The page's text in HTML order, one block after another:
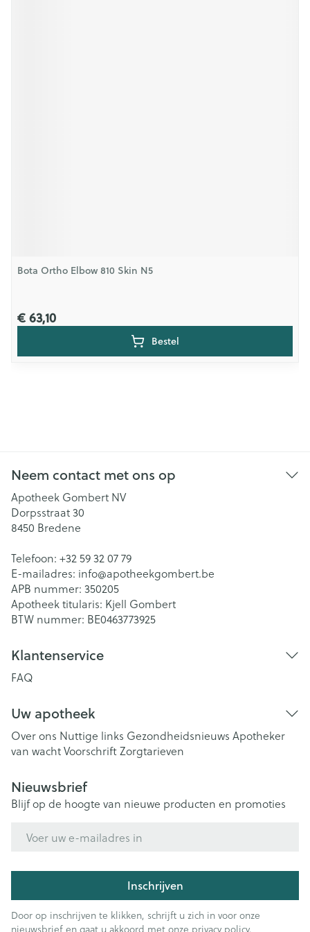
Bota Ortho Elbow 810 Skin N5
€ 63,10
Bestel
Neem contact met ons op
Apotheek Gombert NV
Dorpsstraat 30
8450 Bredene
Telefoon: +32 59 32 07 79
E-mailadres: info@apotheekgombert.be
APB nummer: 350205
Apotheek titularis: Kjell Gombert
BTW nummer: BE0463773925
Klantenservice
FAQ
Uw apotheek
Over ons Nuttige links Gezondheidsnieuws Apotheker
van wachtVoorschriftZorgtarieven
Nieuwsbrief
Blijf op de hoogte van nieuwe producten en promoties
Inschrijven
Door op inschrijven te klikken, schrijft u zich in voor onze
nieuwsbrief en gaat u akkoord met onze privacy policy.